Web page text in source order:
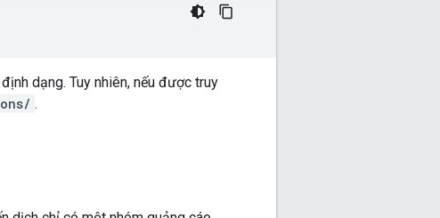
dạng. Tuy nhiên, nếu được truy
.